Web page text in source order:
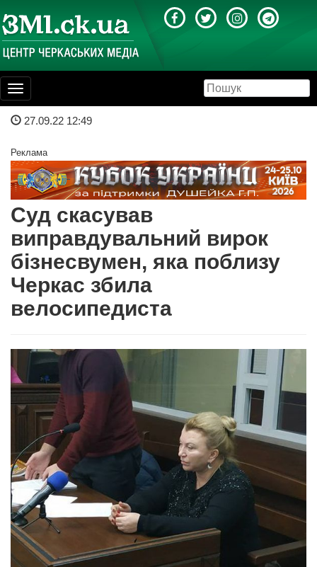
Toggle
navigation
27.09.22 12:49
Реклама
Суд скасував
виправдувальний вирок
бізнесвумен, яка поблизу
Черкас збила
велосипедиста